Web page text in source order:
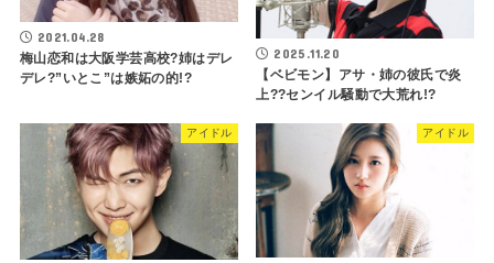
2021.04.28
梅山恋和は大阪学芸高校?姉はデレ
デレ?”いとこ”は嫉妬の的!?
2025.11.20
【ベビモン】アサ・姉の彼氏で炎
上??センイル騒動で大荒れ!?
アイドル アイドル